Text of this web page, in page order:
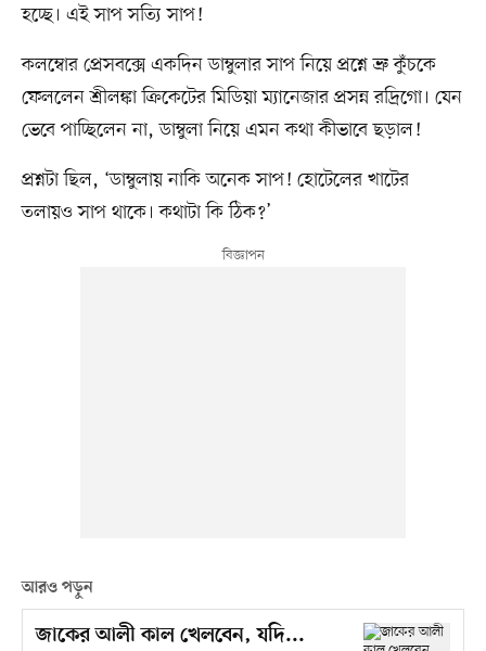
হচ্ছে। এই সাপ সত্যি সাপ!
কলম্বোর প্রেসবক্সে একদিন ডাম্বুলার সাপ নিয়ে প্রশ্নে ভ্রু কুঁচকে
ফেললেন শ্রীলঙ্কা ক্রিকেটের মিডিয়া ম্যানেজার প্রসন্ন রদ্রিগো। যেন
ভেবে পাচ্ছিলেন না, ডাম্বুলা নিয়ে এমন কথা কীভাবে ছড়াল!
প্রশ্নটা ছিল, ‘ডাম্বুলায় নাকি অনেক সাপ! হোটেলের খাটের
তলায়ও সাপ থাকে। কথাটা কি ঠিক?’
আরও পড়ুন
জাকের আলী কাল খেলবেন, যদি...